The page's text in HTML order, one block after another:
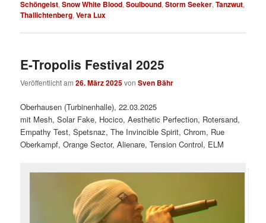
Schöngeist,Snow White Blood,Soulbound,Storm Seeker,Tanzwut,
Thallichtenberg,Vera Lux
E-Tropolis Festival 2025
Veröffentlicht am26. März 2025vonSven Bähr
Oberhausen (Turbinenhalle), 22.03.2025
mit Mesh, Solar Fake, Hocico, Aesthetic Perfection, Rotersand,
Empathy Test, Spetsnaz, The Invincible Spirit, Chrom, Rue
Oberkampf, Orange Sector, Alienare, Tension Control, ELM